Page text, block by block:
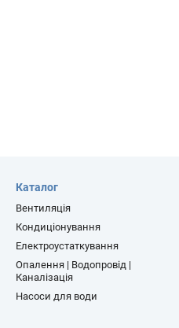
Каталог
Вентиляція
Кондиціонування
Електроустаткування
Опалення | Водопровід |
Каналізація
Насоси для води